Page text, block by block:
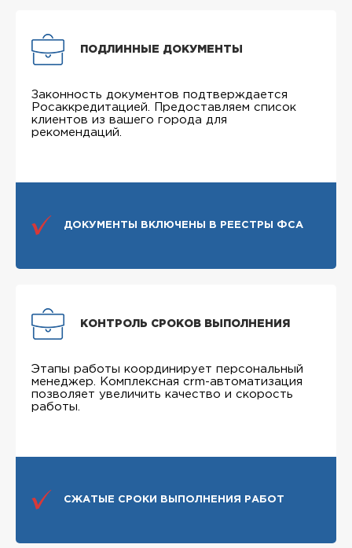
ПОДЛИННЫЕ ДОКУМЕНТЫ
Законность документов подтверждается
Росаккредитацией. Предоставляем список
клиентов из вашего города для
рекомендаций.
ДОКУМЕНТЫ ВКЛЮЧЕНЫ В РЕЕСТРЫ ФСА
КОНТРОЛЬ СРОКОВ ВЫПОЛНЕНИЯ
Этапы работы координирует персональный
менеджер. Комплексная crm-автоматизация
позволяет увеличить качество и скорость
работы.
СЖАТЫЕ СРОКИ ВЫПОЛНЕНИЯ РАБОТ